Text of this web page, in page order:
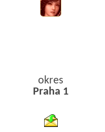
okres
Praha 1